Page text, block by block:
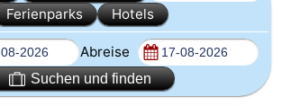
Ferienparks
Hotels
Abreise
Suchen und finden